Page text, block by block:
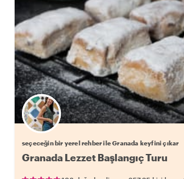
Favori yerel rehberini seç
seçeceğin bir yerel rehber ile Granada keyfini çıkar
Granada Lezzet Başlangıç Turu